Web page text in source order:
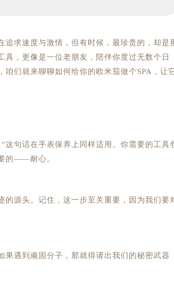
求速度与激情，但有时候，最珍贵的，却是
，更像是一位老朋友，陪伴你度过无数个日
们就来聊聊如何给你的欧米茄做个SPA，让
句话在手表保养上同样适用。你需要的工具
的——耐心。
源头。记住，这一步至关重要，因为我们要
遇到顽固分子，那就得请出我们的秘密武器